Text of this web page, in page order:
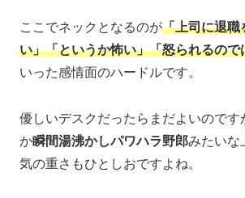
ここでネックとなるのが「上司に退職
い」「というか怖い」「怒られるので
いった感情面のハードルです。
優しいデスクだったらまだよいのです
か瞬間湯沸かしパワハラ野郎みたいな
気の重さもひとしおですよね。